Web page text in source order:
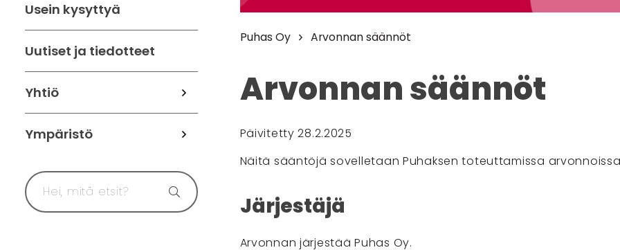
Usein kysyttyä
Uutiset ja tiedotteet
Yhtiö
Ympäristö
Puhas Oy Arvonnan säännöt
Arvonnan säännöt
Päivitetty 28.2.2025
Näitä sääntöjä sovelletaan Puhaksen toteuttamissa
Järjestäjä
Arvonnan järjestää Puhas Oy.